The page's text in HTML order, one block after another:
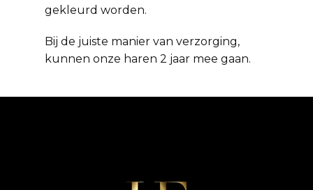
gekleurd worden.
Bij de juiste manier van verzorging,
kunnen onze haren 2 jaar mee gaan.